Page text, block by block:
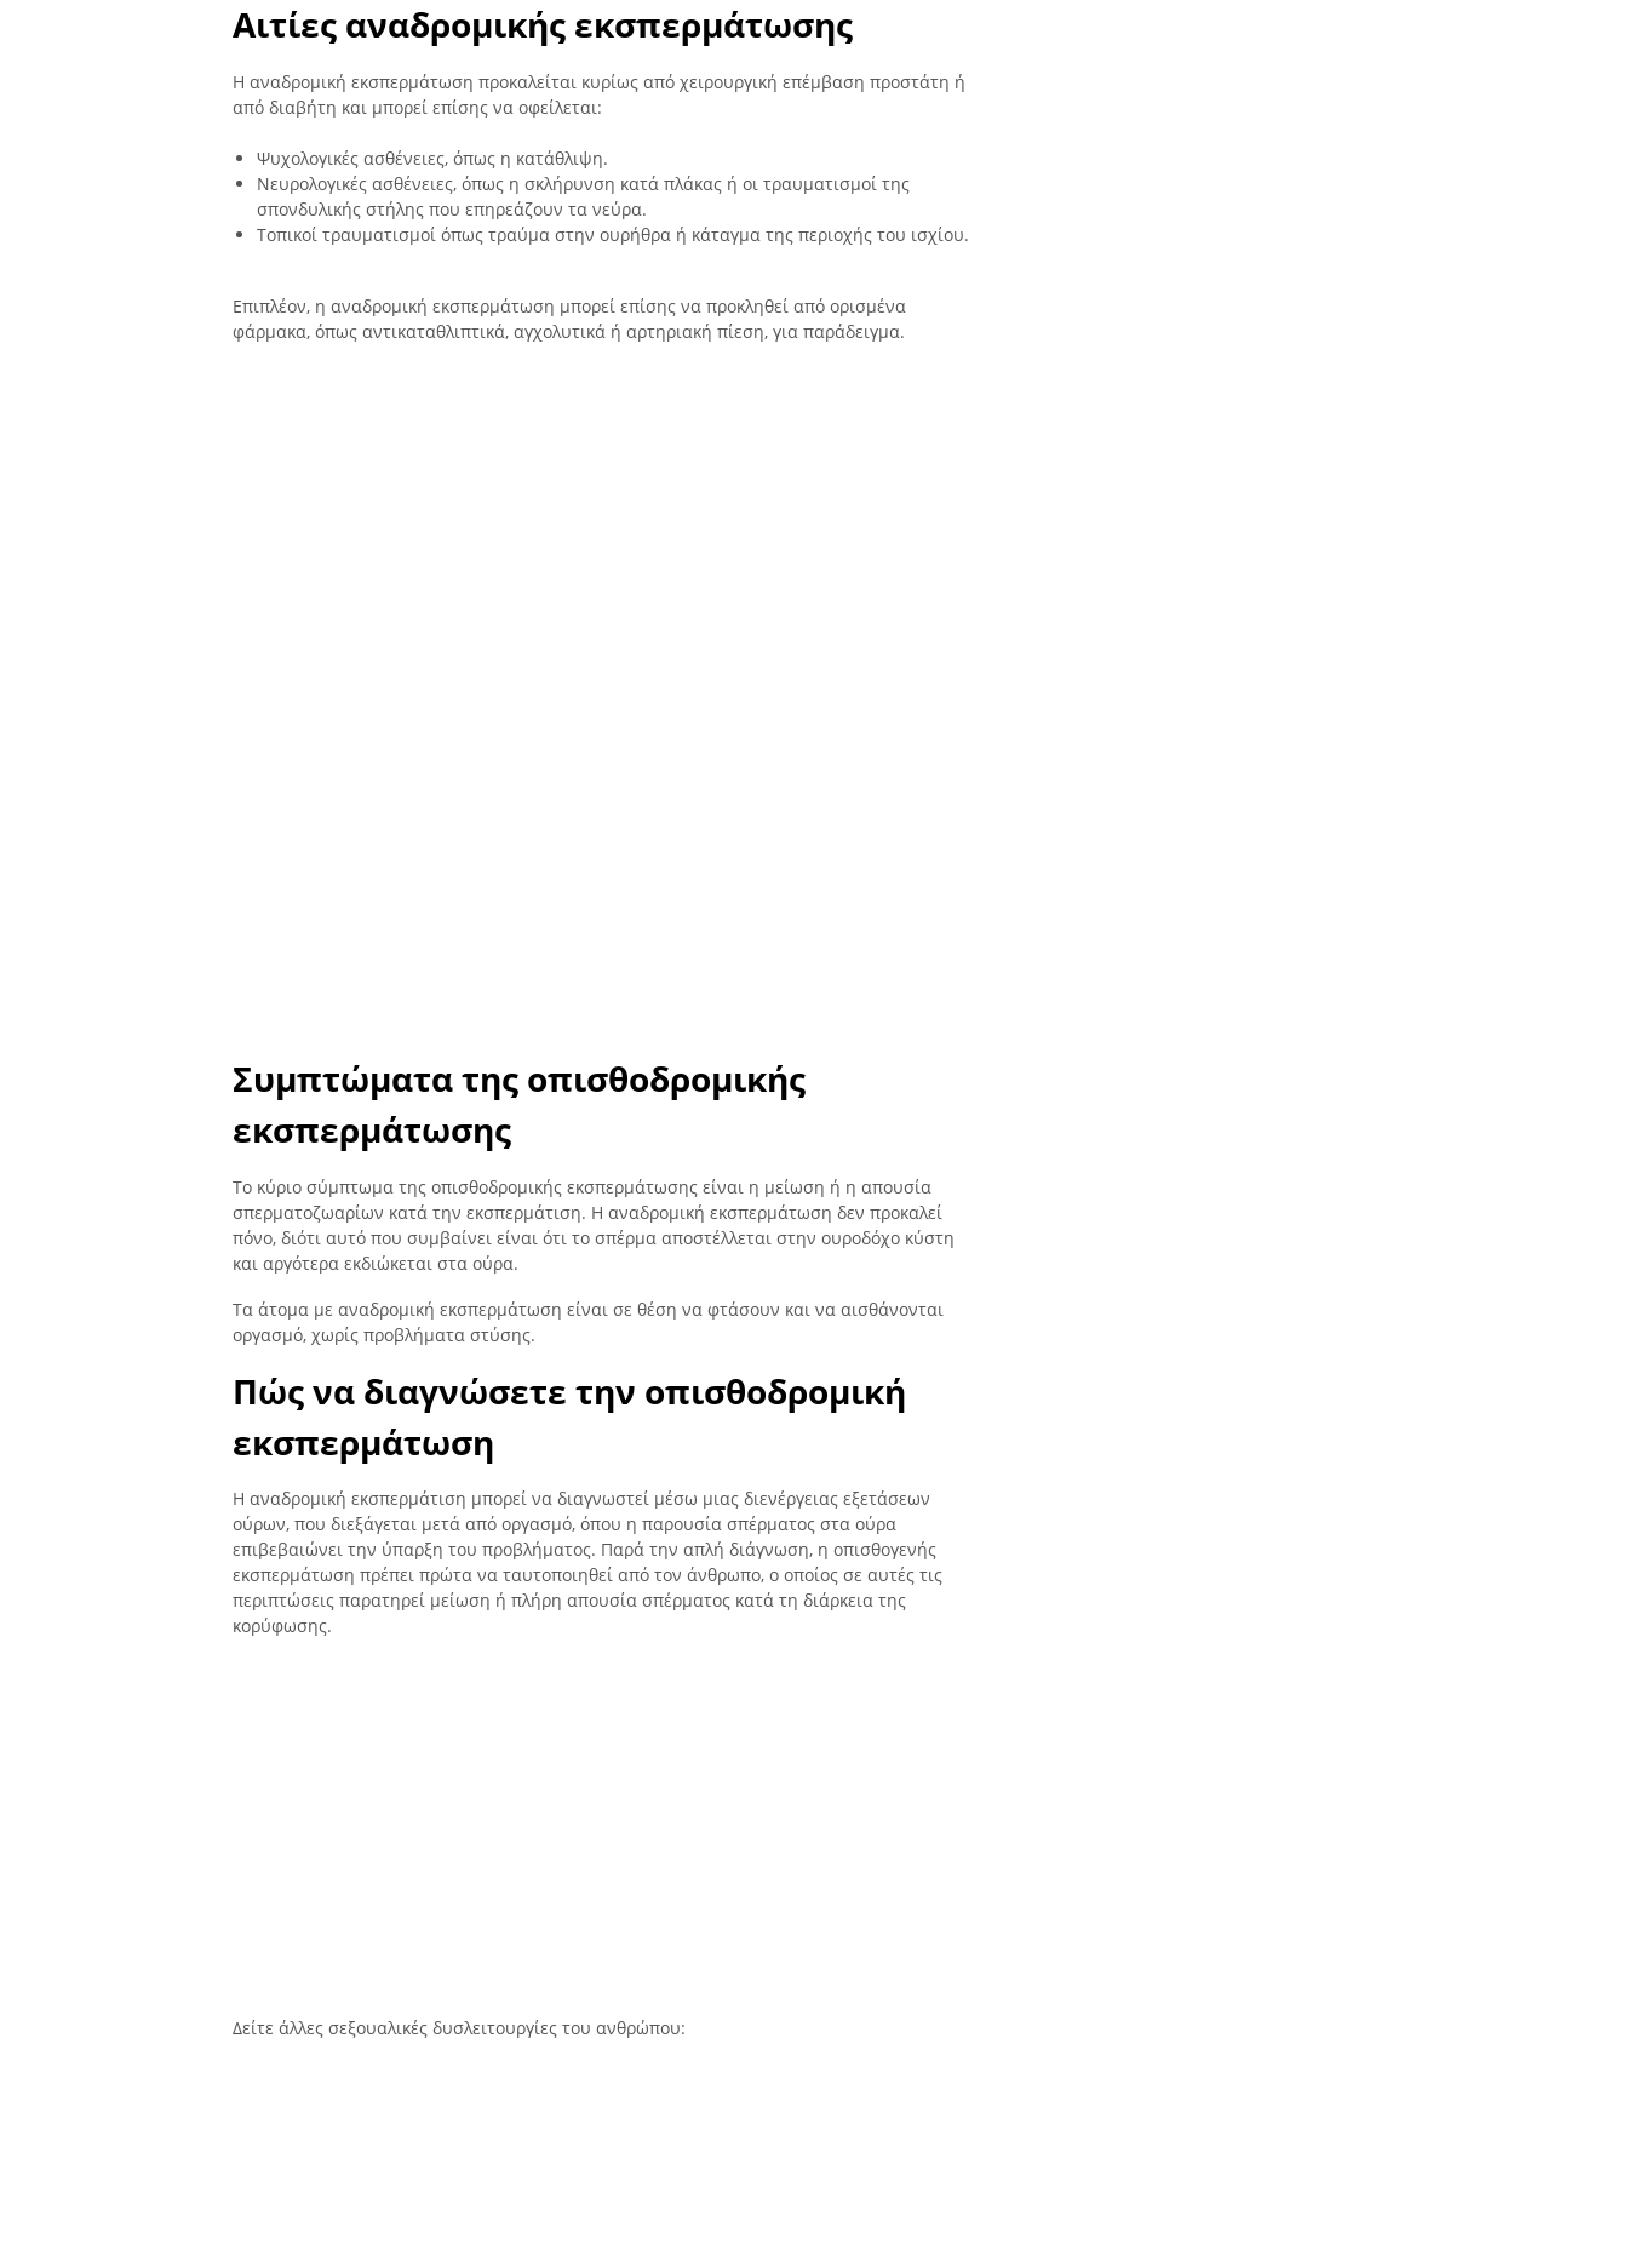
Αιτίες αναδρομικής εκσπερμάτωσης
Η αναδρομική εκσπερμάτωση προκαλείται κυρίως από χειρουργική επέμβαση προστάτη ή
από διαβήτη και μπορεί επίσης να οφείλεται:
Ψυχολογικές ασθένειες, όπως η κατάθλιψη.
Νευρολογικές ασθένειες, όπως η σκλήρυνση κατά πλάκας ή οι τραυματισμοί της
σπονδυλικής στήλης που επηρεάζουν τα νεύρα.
Τοπικοί τραυματισμοί όπως τραύμα στην ουρήθρα ή κάταγμα της περιοχής του ισχίου.
Επιπλέον, η αναδρομική εκσπερμάτωση μπορεί επίσης να προκληθεί από ορισμένα
φάρμακα, όπως αντικαταθλιπτικά, αγχολυτικά ή αρτηριακή πίεση, για παράδειγμα.
Συμπτώματα της οπισθοδρομικής
εκσπερμάτωσης
Το κύριο σύμπτωμα της οπισθοδρομικής εκσπερμάτωσης είναι η μείωση ή η απουσία
σπερματοζωαρίων κατά την εκσπερμάτιση. Η αναδρομική εκσπερμάτωση δεν προκαλεί
πόνο, διότι αυτό που συμβαίνει είναι ότι το σπέρμα αποστέλλεται στην ουροδόχο κύστη
και αργότερα εκδιώκεται στα ούρα.
Τα άτομα με αναδρομική εκσπερμάτωση είναι σε θέση να φτάσουν και να αισθάνονται
οργασμό, χωρίς προβλήματα στύσης.
Πώς να διαγνώσετε την οπισθοδρομική
εκσπερμάτωση
Η αναδρομική εκσπερμάτιση μπορεί να διαγνωστεί μέσω μιας διενέργειας εξετάσεων
ούρων, που διεξάγεται μετά από οργασμό, όπου η παρουσία σπέρματος στα ούρα
επιβεβαιώνει την ύπαρξη του προβλήματος. Παρά την απλή διάγνωση, η οπισθογενής
εκσπερμάτωση πρέπει πρώτα να ταυτοποιηθεί από τον άνθρωπο, ο οποίος σε αυτές τις
περιπτώσεις παρατηρεί μείωση ή πλήρη απουσία σπέρματος κατά τη διάρκεια της
κορύφωσης.
Δείτε άλλες σεξουαλικές δυσλειτουργίες του ανθρώπου: